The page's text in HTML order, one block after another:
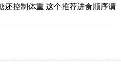
还控制体重 这个推荐进食顺序请